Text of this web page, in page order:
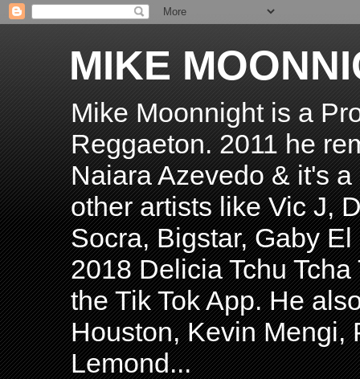
MIKE
Mike Moonnight is a
Reggaeton. 2011 he
Naiara Azevedo & it's
other artists like Vic J,
Socra, Bigstar, Gaby
2018 Delicia Tchu
the Tik Tok App. He
Houston, Kevin Mengi,
Lemond...